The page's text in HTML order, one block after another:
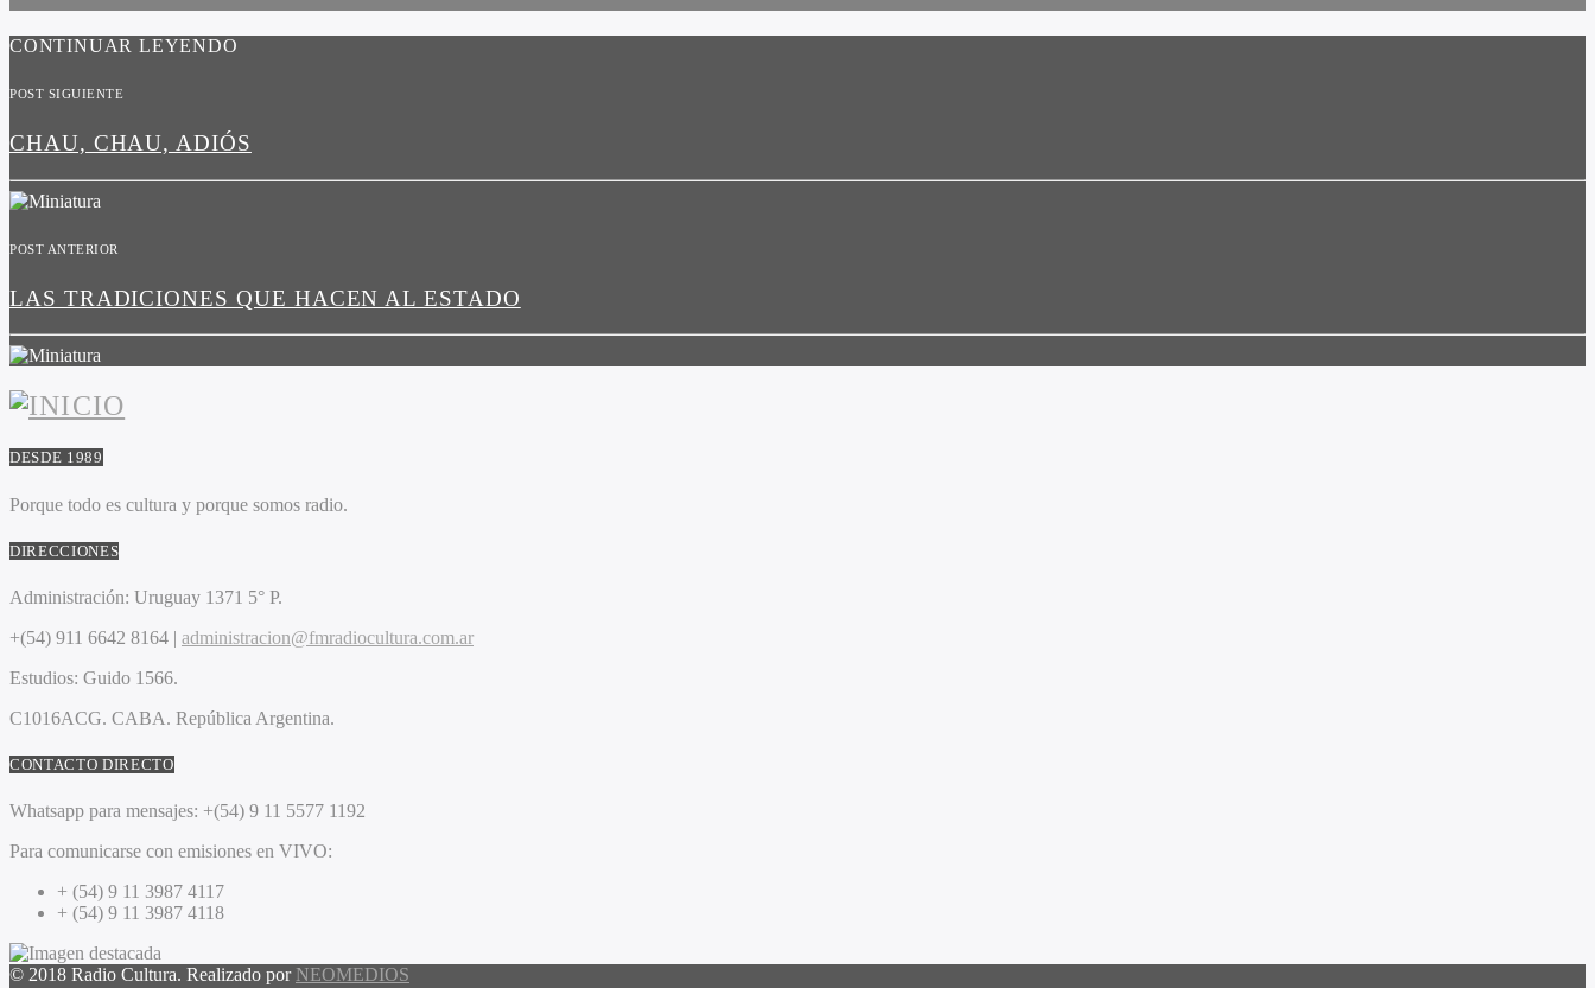
CONTINUAR LEYENDO
POST SIGUIENTE
CHAU, CHAU, ADIÓS
POST ANTERIOR
LAS TRADICIONES QUE HACEN AL ESTADO
DESDE 1989
Porque todo es cultura y porque somos radio.
DIRECCIONES
Administración: Uruguay 1371 5° P.
+(54) 911 6642 8164 | administracion@fmradiocultura.com.ar
Estudios: Guido 1566.
C1016ACG. CABA. República Argentina.
CONTACTO DIRECTO
Whatsapp para mensajes: +(54) 9 11 5577 1192
Para comunicarse con emisiones en VIVO:
+ (54) 9 11 3987 4117
+ (54) 9 11 3987 4118
© 2018 Radio Cultura. Realizado por NEOMEDIOS